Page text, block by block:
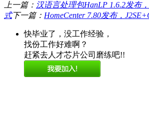
上一篇： 汉语言处理包HanLP 1.6.2发布
式下一篇： HomeCenter 7.80发布，
快毕业了，没工作经验，
找份工作好难啊？
赶紧去人才芯片公司磨练吧!!